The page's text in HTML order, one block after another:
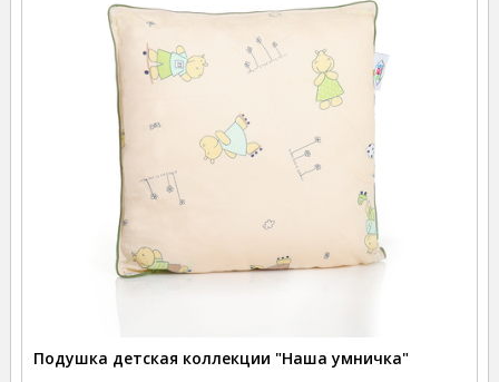
Подушка детская коллекции "Наша умничка"